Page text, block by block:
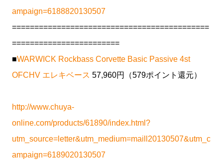
ampaign=6188820130507
============================================
========================
■WARWICK Rockbass Corvette Basic Passive 4st
OFCHV エレキベース 57,960円（579ポイント還元）
http://www.chuya-
online.com/products/61890/index.html?
utm_source=letter&utm_medium=maill20130507&utm_c
ampaign=6189020130507